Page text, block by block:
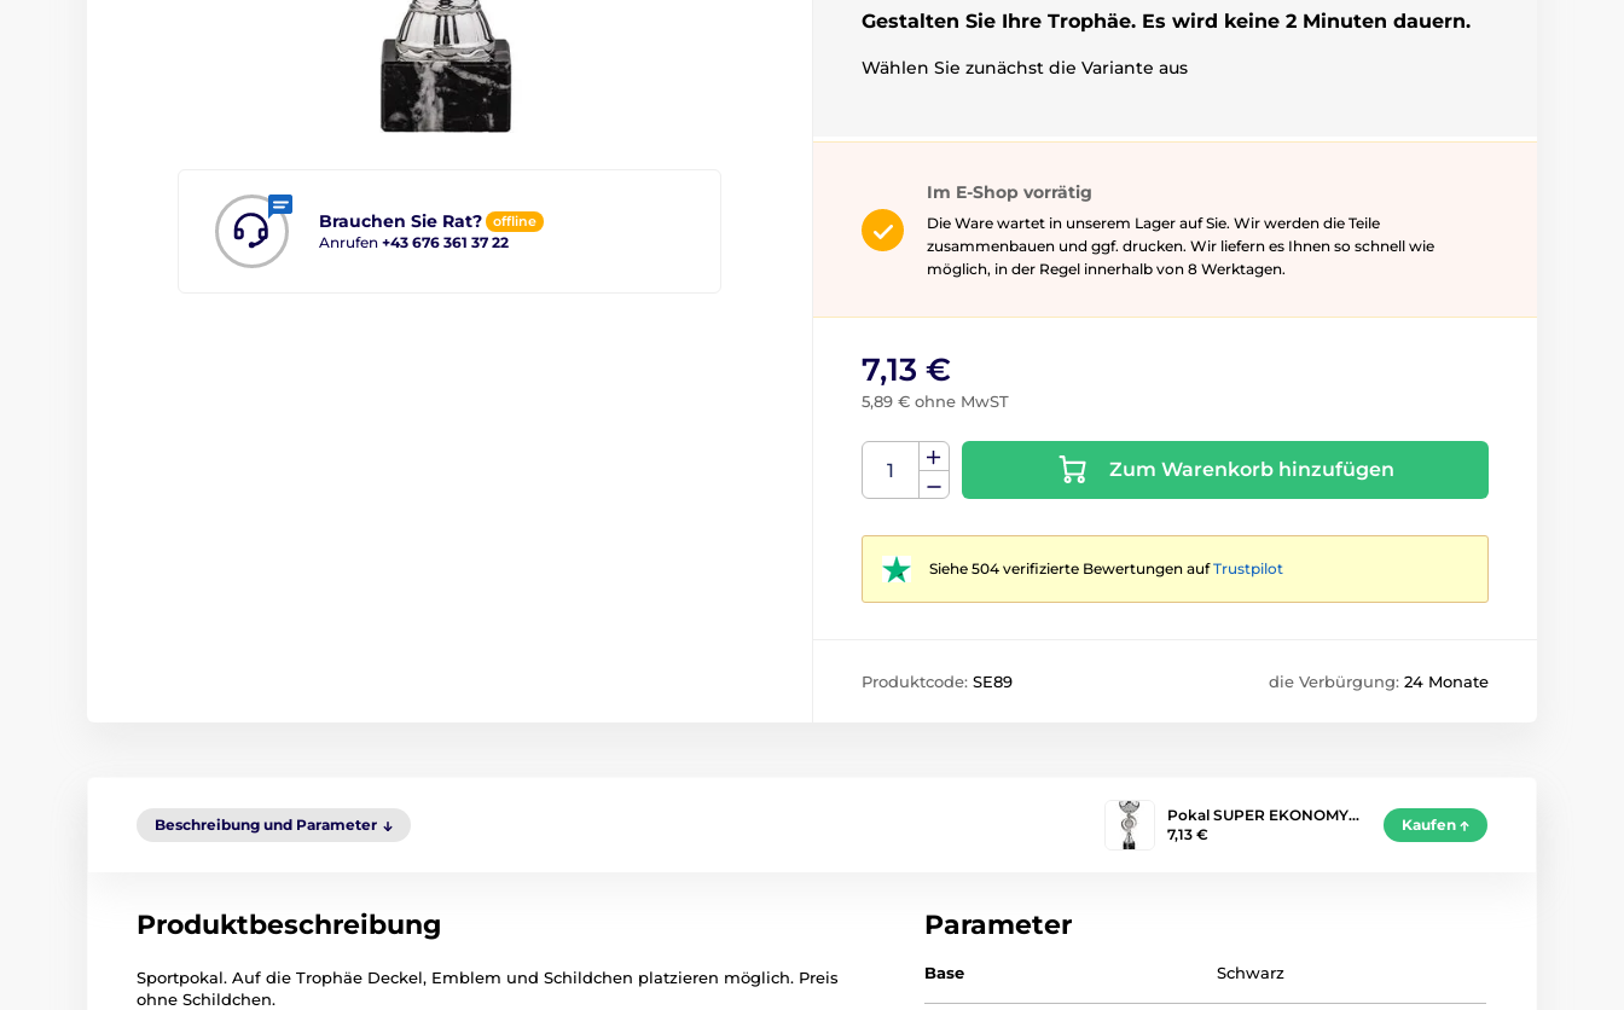
Brauchen Sie Rat? offline
Anrufen +43 676 361 37 22
Gestalten Sie Ihre Trophäe. Es wird keine 2 Minuten dauern.
Wählen Sie zunächst die Variante aus
Im E-Shop vorrätig
Die Ware wartet in unserem Lager auf Sie. Wir werden die Teile
zusammenbauen und ggf. drucken. Wir liefern es Ihnen so schnell wie
möglich, in der Regel innerhalb von 8 Werktagen.
7,13 €
5,89 € ohne MwST
Zum Warenkorb hinzufügen
Siehe 504 verifizierte Bewertungen aufTrustpilot
Produktcode: SE89 die Verbürgung: 24 Monate
Beschreibung und Parameter
Pokal SUPER EKONOMY…
7,13 €
Kaufen
Produktbeschreibung
Sportpokal. Auf die Trophäe Deckel, Emblem und Schildchen platzieren möglich. Preis
ohne Schildchen.
Parameter
Base Schwarz